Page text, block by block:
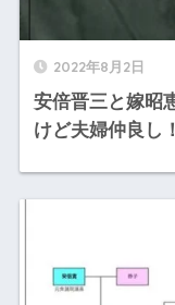
2022年8月2日
安倍晋三と嫁昭
けど夫婦仲良し